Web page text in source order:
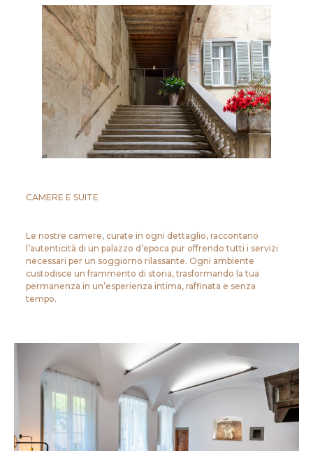
CAMERE E SUITE
Le nostre camere, curate in ogni dettaglio, raccontano
l’autenticità di un palazzo d’epoca pur offrendo tutti i servizi
necessari per un soggiorno rilassante. Ogni ambiente
custodisce un frammento di storia, trasformando la tua
permanenza in un’esperienza intima, raffinata e senza
tempo.